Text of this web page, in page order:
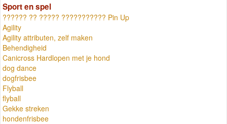
Sport en spel
?????? ?? ????? ??????????? Pin Up
Agility
Agility attributen, zelf maken
Behendigheid
Canicross Hardlopen met je hond
dog dance
dogfrisbee
Flyball
flyball
Gekke streken
hondenfrisbee